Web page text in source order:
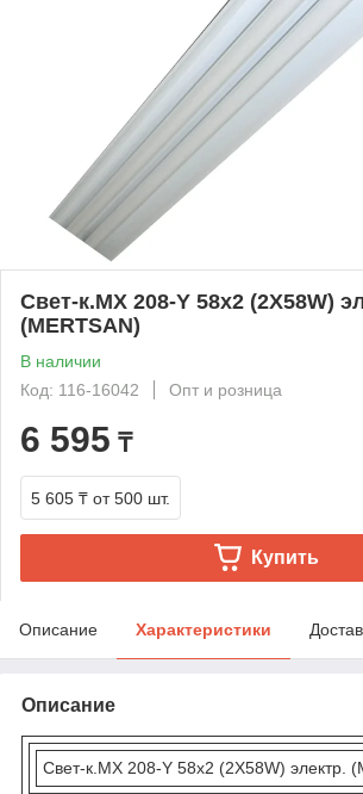
Свет-к.MX 208-Y 58х2 (2X58W)
(MERTSAN)
В наличии
Код: 116-16042
Опт и розница
6 595 ₸
5 605 ₸ от 500 шт.
Купить
Описание Характеристики
Описание
Свет-к.MX 208-Y 58х2 (2X58W) электр.